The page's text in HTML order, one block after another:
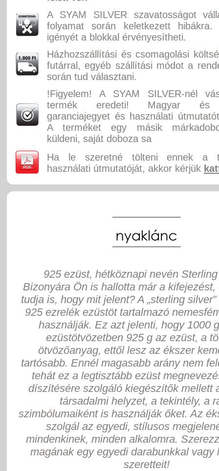
A SYAM SILVER szavatosságot
folyamat során keletkezett hibákra.
igényét a blokkal érvényesítheti.
Házhozszállítási és csomagolási
futárral, egyéb szállítási módot a
során tud választani.
!Figyelem! A SYAM SILVER-nél
termék eredeti! Magyar és
garanciajegyet és használati
A terméket egy másik
küldeni, saját doboza sa
Ha le szeretné tölteni ennek a
használati útmutatóját, akkor kérjük
925 ezüst, hétköznapi nevén
Bizonyára Ön is hallotta már a kifejezést,
tudja is, hogy mit jelent? A „sterling
925 ezrelék ezüstöt tartalmazó
használják. Ez azt jelenti, hogy 1000
ezüstötvözetben 925 g az ezüst, a
ötvözőanyag, ettől lesz az ékszer
tartósabb. Ennél magasabb arány nem
tehát ez a legtisztább ezüst
díszítésére szolgáló kiegészítők mellett
társadalmi helyzet, a tekintély, a
szimbólumaiként is használják őket. Az
szolgál az egyedi, stílusos
mindenkinek, minden alkalomra.
magának egy egyedi darabunkkal vagy
szeretteit!